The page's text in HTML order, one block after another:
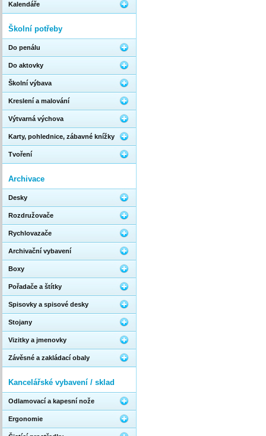
Kalendáře
Školní potřeby
Do penálu
Do aktovky
Školní výbava
Kreslení a malování
Výtvarná výchova
Karty, pohlednice, zábavné knížky
Tvoření
Archivace
Desky
Rozdružovače
Rychlovazače
Archivační vybavení
Boxy
Pořadače a štítky
Spisovky a spisové desky
Stojany
Vizitky a jmenovky
Závěsné a zakládací obaly
Kancelářské vybavení / sklad
Odlamovací a kapesní nože
Ergonomie